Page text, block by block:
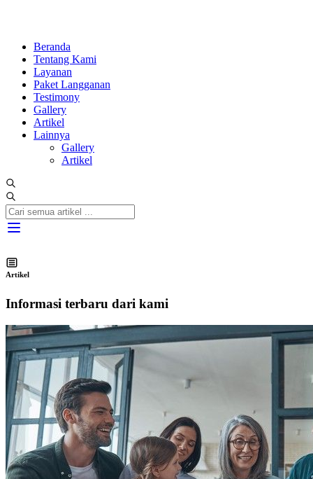
Beranda
Tentang Kami
Layanan
Paket Langganan
Testimony
Gallery
Artikel
Lainnya
Gallery
Artikel
Artikel
Informasi terbaru dari kami